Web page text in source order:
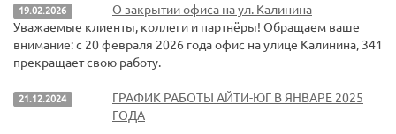
19.02.2026
О закрытии офиса на ул. Калинина
Уважаемые клиенты, коллеги и партнёры! Обращаем ваше
внимание: с 20 февраля 2026 года офис на улице Калинина, 341
прекращает свою работу.
21.12.2024
ГРАФИК РАБОТЫ АЙТИ-ЮГ В ЯНВАРЕ 2025
ГОДА